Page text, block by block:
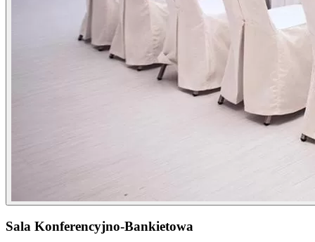
Sala Konferencyjno-Bankietowa